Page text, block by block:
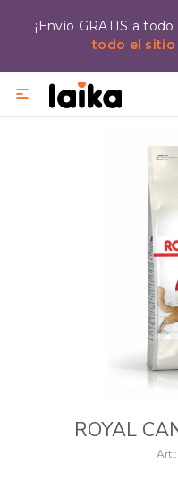
¡Envío GRATIS a
todo el sitio

ROYAL